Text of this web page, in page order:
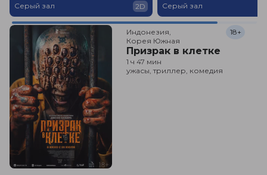
Серый зал
2D
Серый зал
Индонезия,
Корея Южная
Призрак в клетке
18+
1 ч 47 мин
ужасы, триллер, комедия